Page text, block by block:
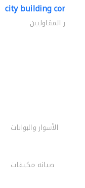
city building
كبار المقاوليين
الأسوار والبوابات
صيانة مكيفات